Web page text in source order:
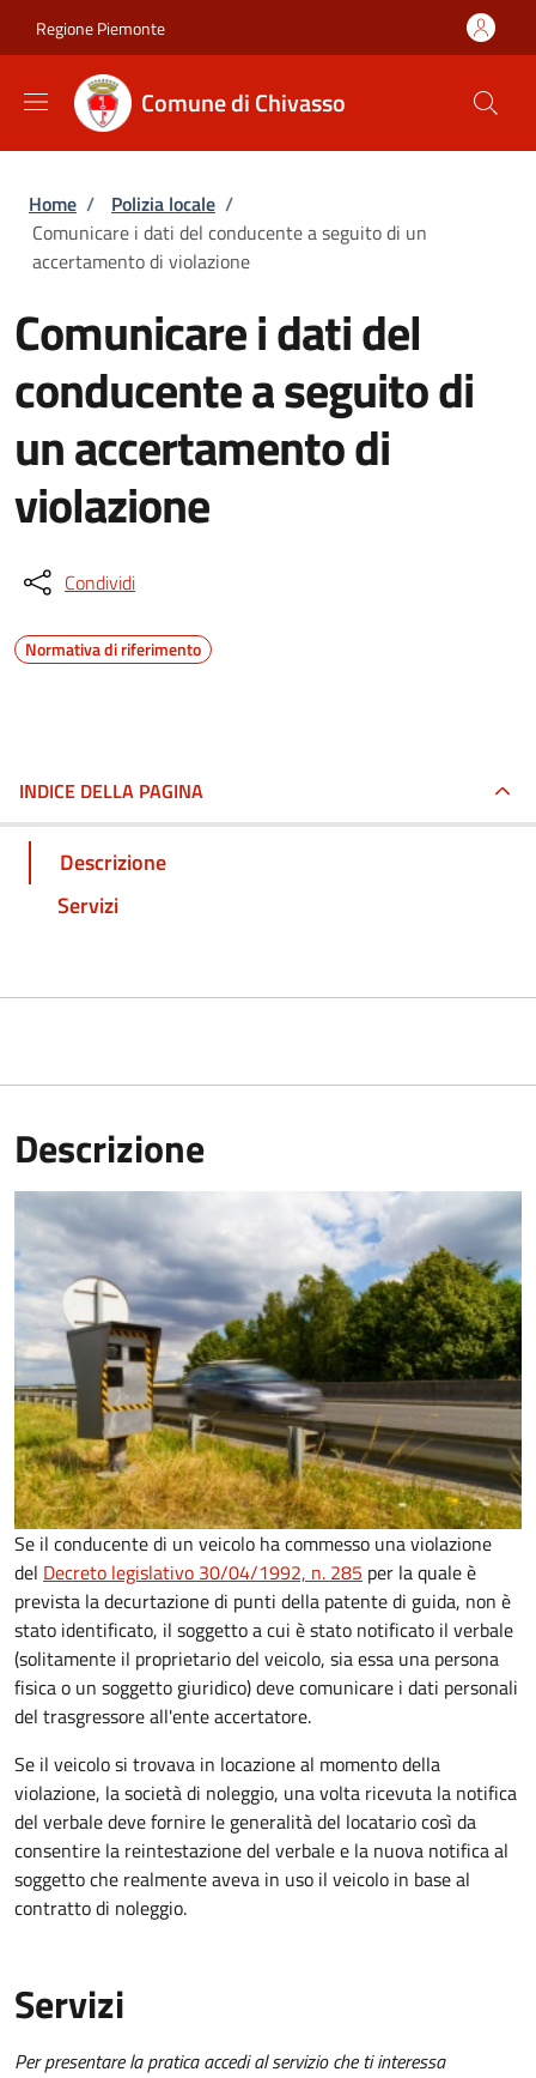
Regione Piemonte
Comune di Chivasso
Briciole di pane
Home / Polizia locale /
Comunicare i dati del conducente a seguito di un
accertamento di violazione
Comunicare i dati del
conducente a seguito di
un accertamento di
violazione
Condividi
Normativa di riferimento
INDICE DELLA PAGINA
Descrizione
Servizi
Descrizione
Se il conducente di un veicolo ha commesso una violazione
del Decreto legislativo 30/04/1992, n. 285 per la quale è
prevista la decurtazione di punti della patente di guida, non è
stato identificato, il soggetto a cui è stato notificato il verbale
(solitamente il proprietario del veicolo, sia essa una persona
fisica o un soggetto giuridico) deve comunicare i dati personali
del trasgressore all'ente accertatore.
Se il veicolo si trovava in locazione al momento della
violazione, la società di noleggio, una volta ricevuta la notifica
del verbale deve fornire le generalità del locatario così da
consentire la reintestazione del verbale e la nuova notifica al
soggetto che realmente aveva in uso il veicolo in base al
contratto di noleggio.
Servizi
Per presentare la pratica accedi al servizio che ti interessa